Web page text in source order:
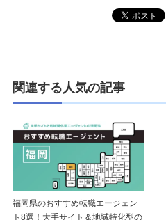
関連する人気の記事
福岡県のおすすめ転職エージェン
ト8選！大手サイト＆地域特化型の